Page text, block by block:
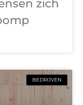
zich
BEDRIJVEN